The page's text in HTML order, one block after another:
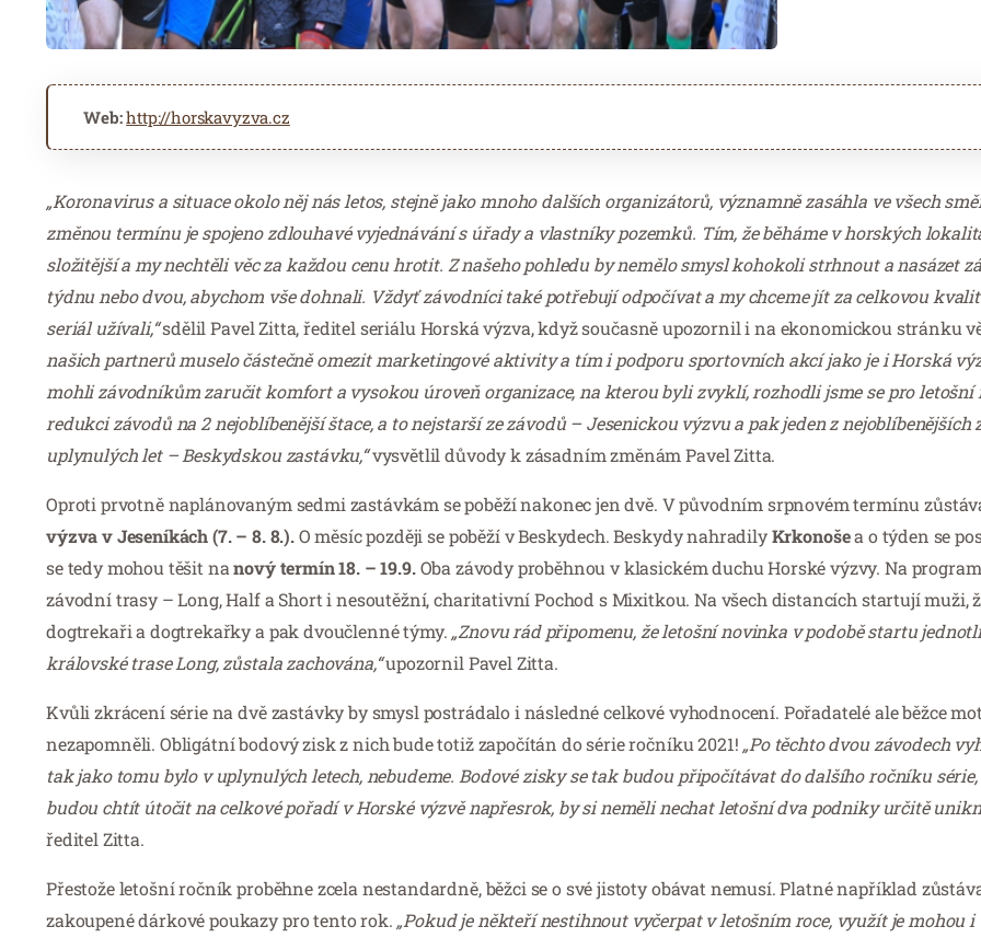
Web:http://horskavyzva.cz
„Koronavirus a situace okolo něj nás letos, stejně jako mnoho dalších organizátorů, významně zasáhla ve všech
změnou termínu je spojeno zdlouhavé vyjednávání s úřady a vlastníky pozemků. Tím, že běháme v horských
složitější a my nechtěli věc za každou cenu hrotit. Z našeho pohledu by nemělo smysl kohokoli strhnout a nasázet
týdnu nebo dvou, abychom vše dohnali. Vždyť závodníci také potřebují odpočívat a my chceme jít za celkovou
seriál užívali,“sdělil Pavel Zitta, ředitel seriálu Horská výzva, když současně upozornil i na ekonomickou stránku
našich partnerů muselo částečně omezit marketingové aktivity a tím i podporu sportovních akcí jako je i Horská
mohli závodníkům zaručit komfort a vysokou úroveň organizace, na kterou byli zvyklí, rozhodli jsme se pro letošní
redukci závodů na 2 nejoblíbenější štace, a to nejstarší ze závodů – Jesenickou výzvu a pak jeden z nejoblíbenějších
uplynulých let – Beskydskou zastávku,“vysvětlil důvody k zásadním změnám Pavel Zitta.
Oproti prvotně naplánovaným sedmi zastávkám se poběží nakonec jen dvě. V původním srpnovém termínu
výzva v Jeseníkách (7. – 8. 8.).O měsíc později se poběží v Beskydech. Beskydy nahradilyKrkonošea o týden se
se tedy mohou těšit nanový termín 18. – 19.9.Oba závody proběhnou v klasickém duchu Horské výzvy. Na
závodní trasy – Long, Half a Short i nesoutěžní, charitativní Pochod s Mixitkou. Na všech distancích startují muži,
dogtrekaři a dogtrekařky a pak dvoučlenné týmy. „Znovu rád připomenu, že letošní novinka v podobě startu
královské trase Long, zůstala zachována,“upozornil Pavel Zitta.
Kvůli zkrácení série na dvě zastávky by smysl postrádalo i následné celkové vyhodnocení. Pořadatelé ale běžce
nezapomněli. Obligátní bodový zisk z nich bude totiž započítán do série ročníku 2021! „Po těchto dvou závodech
tak jako tomu bylo v uplynulých letech, nebudeme. Bodové zisky se tak budou připočítávat do dalšího ročníku
budou chtít útočit na celkové pořadí v Horské výzvě napřesrok, by si neměli nechat letošní dva podniky určitě
ředitel Zitta.
Přestože letošní ročník proběhne zcela nestandardně, běžci se o své jistoty obávat nemusí. Platné například
zakoupené dárkové poukazy pro tento rok. „Pokud je někteří nestihnout vyčerpat v letošním roce, využít je mohou